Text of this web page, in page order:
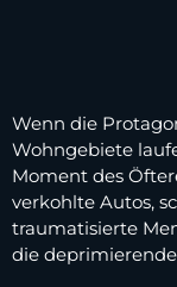
Wenn die
Wohngebiete
Moment des
verkohlte Autos,
traumatisierte
die